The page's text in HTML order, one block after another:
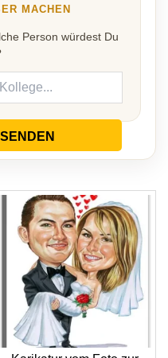
MACHEN
Person würdest Du